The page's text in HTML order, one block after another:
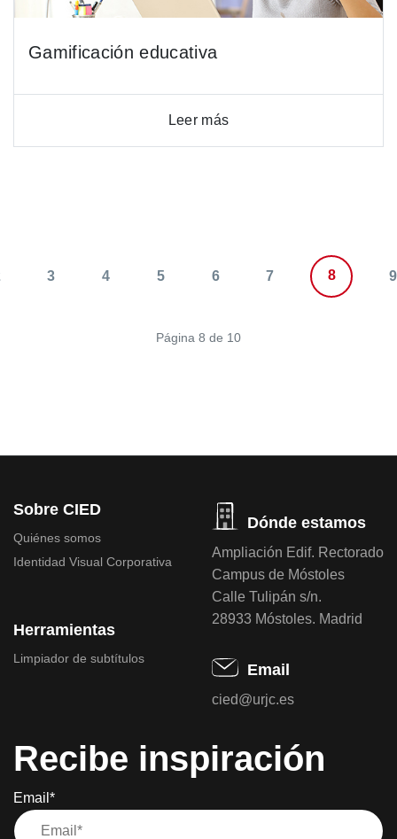
Gamificación educativa
Leer más
3 4 5 6 7 8 9
Página 8 de 10
Sobre CIED
Quiénes somos
Identidad Visual Corporativa
Herramientas
Limpiador de subtítulos
Dónde estamos
Ampliación Edif. Rectorado
Campus de Móstoles
Calle Tulipán s/n.
28933 Móstoles. Madrid
Email
cied@urjc.es
Recibe inspiración
Email*